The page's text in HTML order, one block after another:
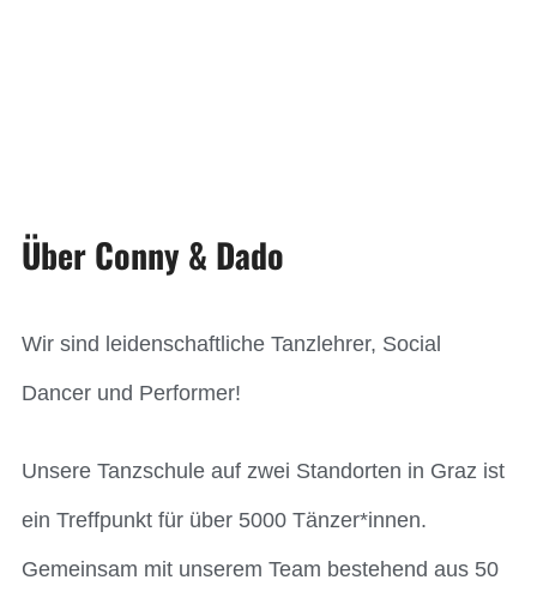
Über Conny & Dado
Wir sind leidenschaftliche Tanzlehrer, Social
Dancer und Performer!
Unsere Tanzschule auf zwei Standorten in Graz ist
ein Treffpunkt für über 5000 Tänzer*innen.
Gemeinsam mit unserem Team bestehend aus 50